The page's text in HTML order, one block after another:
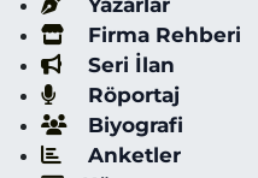
Yazarlar
Firma Rehberi
Seri İlan
Röportaj
Biyografi
Anketler